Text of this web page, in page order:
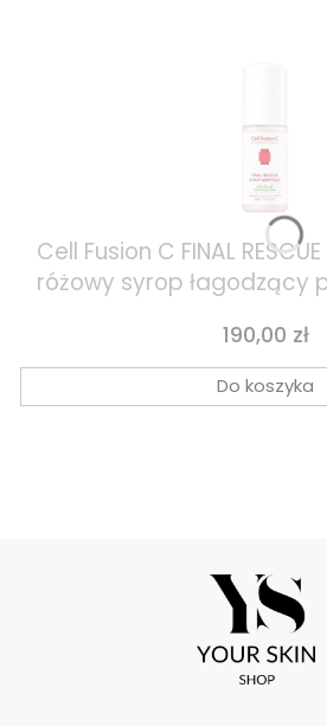
Cell Fusion C FINAL RESCUE
różowy syrop łagodzący
Cena
190,00 zł
Do koszyka